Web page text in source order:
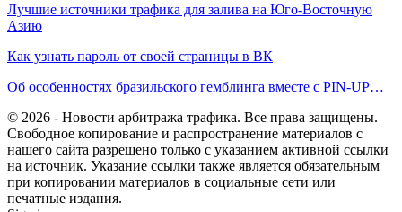
Лучшие источники трафика для залива на Юго-Восточную
Азию
Как узнать пароль от своей страницы в ВК
Об особенностях бразильского гемблинга вместе с PIN-UP…
© 2026 - Новости арбитража трафика. Все права защищены.
Свободное копирование и распространение материалов с
нашего сайта разрешено только с указанием активной ссылки
на источник. Указание ссылки также является обязательным
при копировании материалов в социальные сети или
печатные издания.